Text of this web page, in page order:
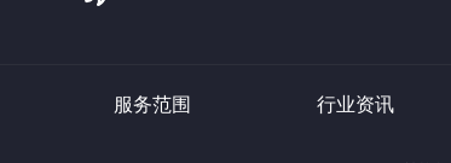
服务范围 行业资讯